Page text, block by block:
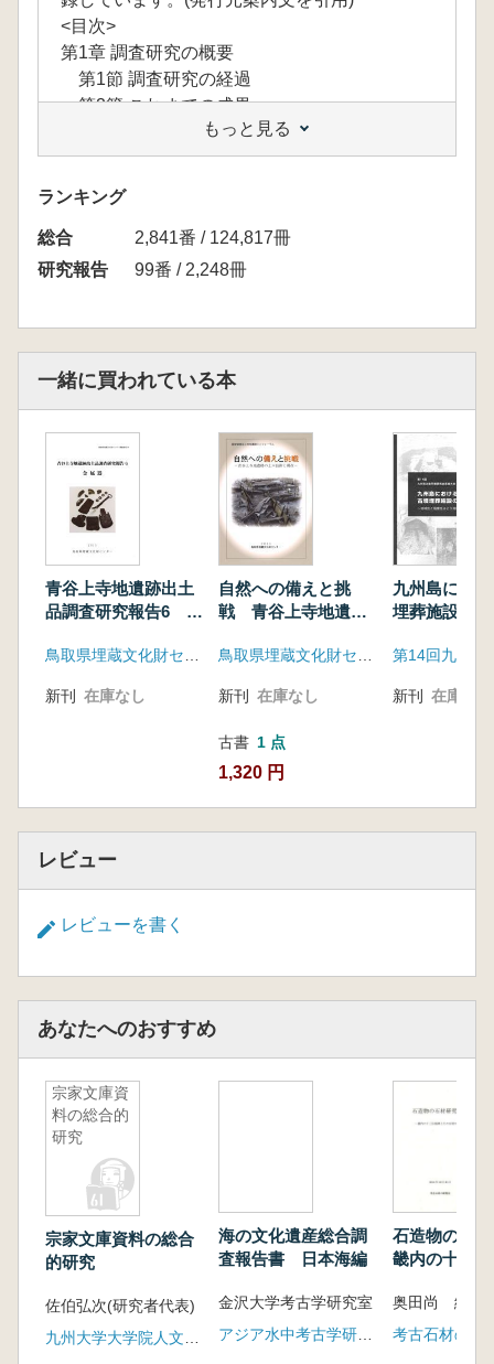
<目次>
第1章 調査研究の概要
第1節 調査研究の経過
第2節 これまでの成果
第3節 本書の目的
第2章 素材の利用と特質
第1節 シカ。イノシシ骨の利用
第2節 その他の素材の利用
第3節 骨角器の製作について(補遺)
第3章 他地域との比較
第1節 青谷上寺地遺跡内における主要動物の
時空分布について
第5章 総 括
もっと見る
ランキング
総合
2,841番 / 124,817冊
研究報告
99番 / 2,248冊
一緒に買われている本
青谷上寺地遺跡出土
品調査研究報告6 金
新刊 在庫なし
自然への備えと挑
戦 青谷上寺地遺跡
新刊 在庫なし
古書 1 点
1,320 円
九州島にお
埋葬施設の
う理解でき
新刊 在庫なし
レビュー
レビューを書く
あなたへのおすすめ
宗家文庫資
料の総合的
研究
宗家文庫資料の総合
的研究
佐伯弘次(研究者代表)
海の文化遺産総合調
査報告書 日本海編
金沢大学考古学研究室
石造物の石
畿内の十三
奥田尚 編
考古石材の研